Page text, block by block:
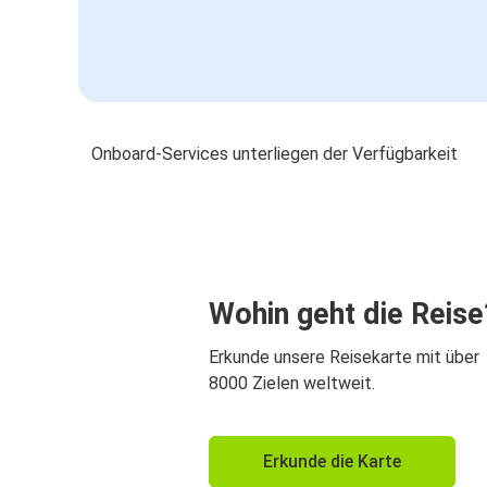
Onboard-Services unterliegen der Verfügbarkeit
Wohin geht die
Erkunde unsere Reisekarte mit über
8000 Zielen weltweit.
Erkunde die Karte